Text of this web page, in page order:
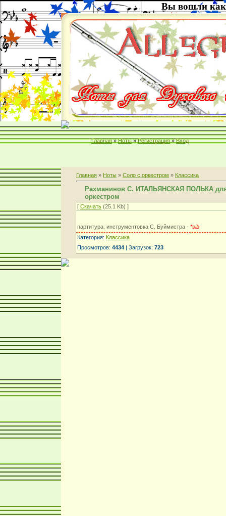
Вы вошли как
Главная » Ноты » Регистрация » Вход
Главная » Ноты » Соло с оркестром » Классика
Рахманинов С. ИТАЛЬЯНСКАЯ ПОЛЬКА
оркестром
[ Скачать (25.1 Kb) ]
партитура. инструментовка С. Буймистра - *sib
Категория: Классика
Просмотров: 4434 | Загрузок: 723